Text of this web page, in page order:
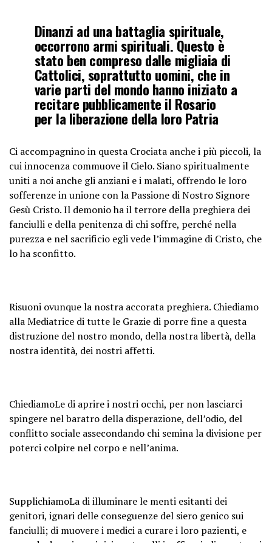
Dinanzi ad una battaglia spirituale,
occorrono armi spirituali. Questo è
stato ben compreso dalle migliaia di
Cattolici, soprattutto uomini, che in
varie parti del mondo hanno iniziato a
recitare pubblicamente il Rosario
per la liberazione della loro Patria
Ci accompagnino in questa Crociata anche i più piccoli, la
cui innocenza commuove il Cielo. Siano spiritualmente
uniti a noi anche gli anziani e i malati, offrendo le loro
sofferenze in unione con la Passione di Nostro Signore
Gesù Cristo. Il demonio ha il terrore della preghiera dei
fanciulli e della penitenza di chi soffre, perché nella
purezza e nel sacrificio egli vede l’immagine di Cristo, che
lo ha sconfitto.
Risuoni ovunque la nostra accorata preghiera. Chiediamo
alla Mediatrice di tutte le Grazie di porre fine a questa
distruzione del nostro mondo, della nostra libertà, della
nostra identità, dei nostri affetti.
ChiediamoLe di aprire i nostri occhi, per non lasciarci
spingere nel baratro della disperazione, dell’odio, del
conflitto sociale assecondando chi semina la divisione per
poterci colpire nel corpo e nell’anima.
SupplichiamoLa di illuminare le menti esitanti dei
genitori, ignari delle conseguenze del siero genico sui
fanciulli; di muovere i medici a curare i loro pazienti, e